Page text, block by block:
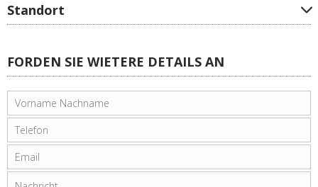
Standort
FORDEN SIE WIETERE DETAILS AN